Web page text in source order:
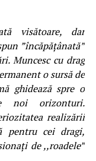
visătoare, dar
”încăpățânată”
Muncesc cu drag
o sursă de
ghidează spre o
noi orizonturi.
realizării
pentru cei dragi,
de ,,roadele”